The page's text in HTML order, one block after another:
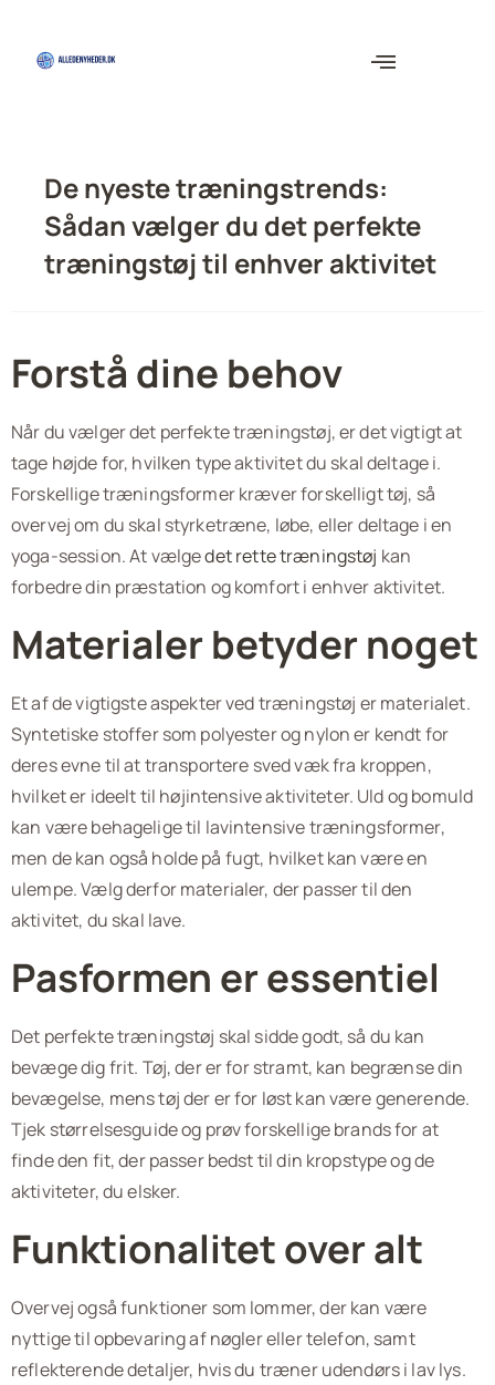
De nyeste træningstrends:
Sådan vælger du det perfekte
træningstøj til enhver aktivitet
Forstå dine behov
Når du vælger det perfekte træningstøj, er det vigtigt at
tage højde for, hvilken type aktivitet du skal deltage i.
Forskellige træningsformer kræver forskelligt tøj, så
overvej om du skal styrketræne, løbe, eller deltage i en
yoga-session. At vælgedet rette træningstøj kan
forbedre din præstation og komfort i enhver aktivitet.
Materialer betyder noget
Et af de vigtigste aspekter ved træningstøj er materialet.
Syntetiske stoffer som polyester og nylon er kendt for
deres evne til at transportere sved væk fra kroppen,
hvilket er ideelt til højintensive aktiviteter. Uld og bomuld
kan være behagelige til lavintensive træningsformer,
men de kan også holde på fugt, hvilket kan være en
ulempe. Vælg derfor materialer, der passer til den
aktivitet, du skal lave.
Pasformen er essentiel
Det perfekte træningstøj skal sidde godt, så du kan
bevæge dig frit. Tøj, der er for stramt, kan begrænse din
bevægelse, mens tøj der er for løst kan være generende.
Tjek størrelsesguide og prøv forskellige brands for at
finde den fit, der passer bedst til din kropstype og de
aktiviteter, du elsker.
Funktionalitet over alt
Overvej også funktioner som lommer, der kan være
nyttige til opbevaring af nøgler eller telefon, samt
reflekterende detaljer, hvis du træner udendørs i lav lys.